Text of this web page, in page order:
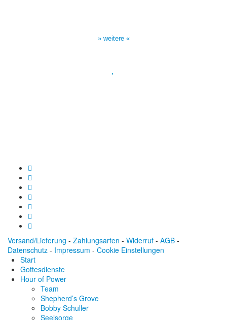
» weitere «
Versand/Lieferung - Zahlungsarten - Widerruf - AGB -
Datenschutz - Impressum - Cookie Einstellungen
Start
Gottesdienste
Hour of Power
Team
Shepherd’s Grove
Bobby Schuller
Seelsorge